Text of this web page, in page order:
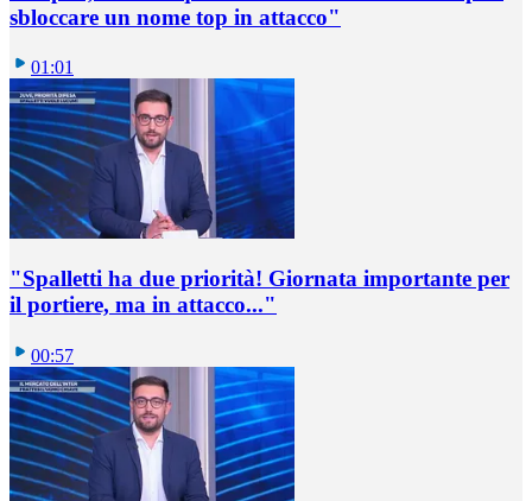
sbloccare un nome top in attacco"
01:01
"Spalletti ha due priorità! Giornata importante per
il portiere, ma in attacco..."
00:57